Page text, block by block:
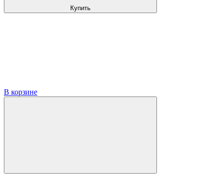
Купить
В корзине